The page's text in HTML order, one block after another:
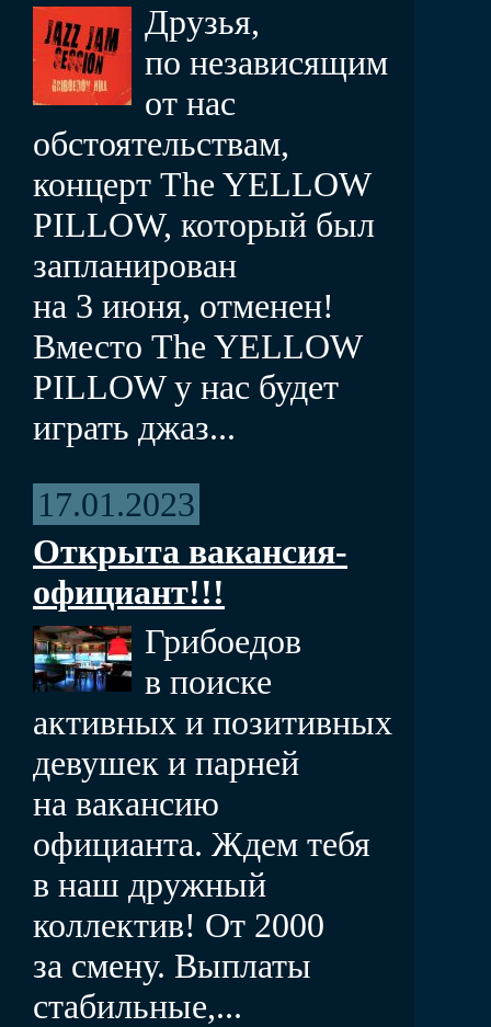
Друзья,
по независящим
от нас
обстоятельствам,
концерт The YELLOW
PILLOW, который был
запланирован
на 3 июня, отменен!
Вместо The YELLOW
PILLOW у нас будет
играть джаз...
17.01.2023
Открыта вакансия-
официант!!!
Грибоедов
в поиске
активных и позитивных
девушек и парней
на вакансию
официанта. Ждем тебя
в наш дружный
коллектив! От 2000
за смену. Выплаты
стабильные,...